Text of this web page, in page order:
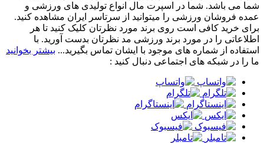
شما می باشد. شما در اسپرت مال انواع تولیدی های ورزشی و
عمده فروشان ورزشی را میتوانید از سرتاسر ایران مشاهده کنید.
برای خرید کافی است روی برند مورد نظرتان کلیک کنید تا هر
اطلاعاتی را در مورد برند ورزشی مد نظرتان بدست آورید. با
استفاده از شماره های موجود با ایشان تماس بگیرید... بیشتر بخوانید
ما را در شبکه های اجتماعی دنبال کنید :